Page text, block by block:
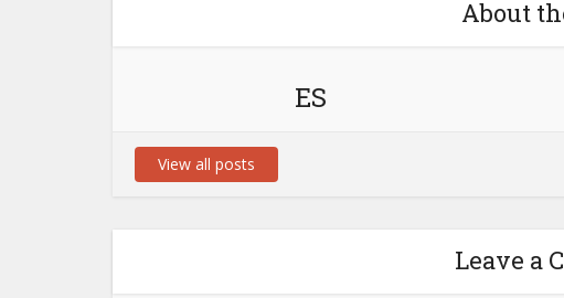
About
ES
View all posts
Leave a